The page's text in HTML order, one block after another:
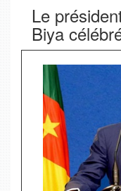
Le
Biya